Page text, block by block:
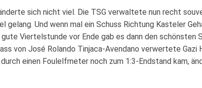
sich nicht viel. Die TSG verwaltete nun recht
gelang. Und wenn mal ein Schuss Richtung Kasteler
gute Viertelstunde vor Ende gab es dann den schönsten
von José Rolando Tinjaca-Avendano verwertete Gazi
einen Foulelfmeter noch zum 1:3-Endstand kam,